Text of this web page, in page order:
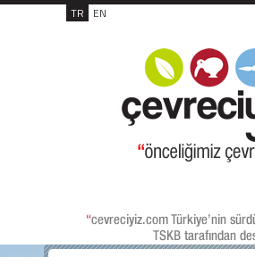
TR EN